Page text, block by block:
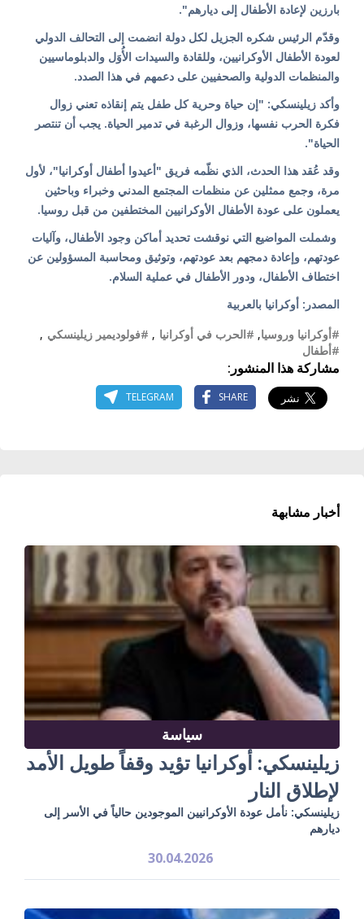
بارزين لإعادة الأطفال إلى ديارهم".
وقدّم الرئيس شكره الجزيل لكل دولة انضمت إلى التحالف الدولي
لعودة الأطفال الأوكرانيين، وللقادة والسيدات الأُوَل والدبلوماسيين
والمنظمات الدولية والصحفيين على دعمهم في هذا الصدد.
وأكد زيلينسكي: "إن حياة وحرية كل طفل يتم إنقاذه تعني زوال
فكرة الحرب نفسها، وزوال الرغبة في تدمير الحياة. يجب أن تنتصر
الحياة".
وقد عُقد هذا الحدث، الذي نظّمه فريق "أعيدوا أطفال أوكرانيا"، لأول
مرة، وجمع ممثلين عن منظمات المجتمع المدني وخبراء وباحثين
يعملون على عودة الأطفال الأوكرانيين المختطفين من قبل روسيا.
وشملت المواضيع التي نوقشت تحديد أماكن وجود الأطفال، وآليات
عودتهم، وإعادة دمجهم بعد عودتهم، وتوثيق ومحاسبة المسؤولين عن
اختطاف الأطفال، ودور الأطفال في عملية السلام.
المصدر: أوكرانيا بالعربية
#أوكرانيا وروسيا, #الحرب في أوكرانيا , #فولوديمير زيلينسكي ,
#أطفال
مشاركة هذا المنشور:
SHARE
TELEGRAM
أخبار مشابهة
سياسة
زيلينسكي: أوكرانيا تؤيد وقفاً طويل الأمد
لإطلاق النار
زيلينسكي: نأمل عودة الأوكرانيين الموجودين حالياً في الأسر إلى
ديارهم
30.04.2026